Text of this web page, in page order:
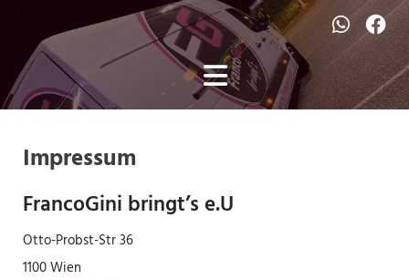
Impressum
FrancoGini bringt’s e.U
Otto-Probst-Str 36
1100 Wien